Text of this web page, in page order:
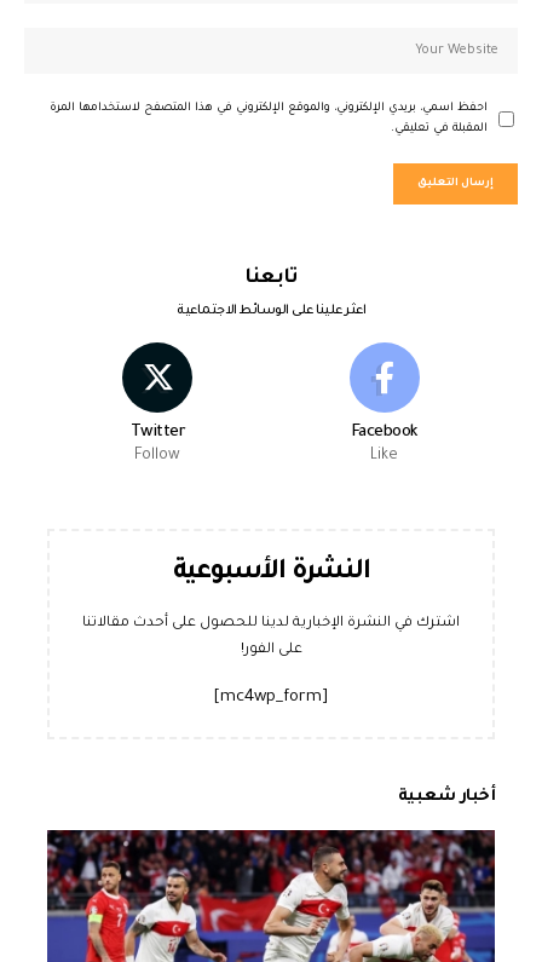
احفظ اسمي، بريدي الإلكتروني، والموقع الإلكتروني في هذا المتصفح لاستخدامها المرة
المقبلة في تعليقي.
تابعنا
اعثر علينا على الوسائط الاجتماعية
Facebook
Like
Twitter
Follow
النشرة الأسبوعية
اشترك في النشرة الإخبارية لدينا للحصول على أحدث مقالاتنا
على الفور!
[mc4wp_form]
أخبار شعبية